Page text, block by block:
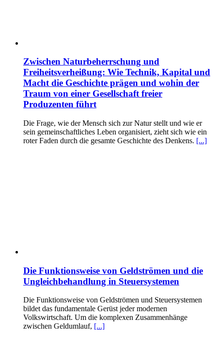
Zwischen Naturbeherrschung und
Freiheitsverheißung: Wie Technik, Kapital und
Macht die Geschichte prägen und wohin der
Traum von einer Gesellschaft freier
Produzenten führt
Die Frage, wie der Mensch sich zur Natur stellt und wie er
sein gemeinschaftliches Leben organisiert, zieht sich wie ein
roter Faden durch die gesamte Geschichte des Denkens. [...]
Die Funktionsweise von Geldströmen und die
Ungleichbehandlung in Steuersystemen
Die Funktionsweise von Geldströmen und Steuersystemen
bildet das fundamentale Gerüst jeder modernen
Volkswirtschaft. Um die komplexen Zusammenhänge
zwischen Geldumlauf, [...]